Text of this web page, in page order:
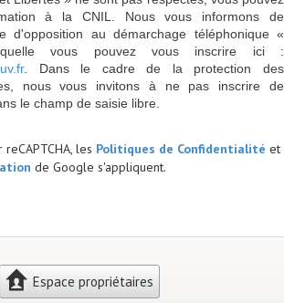
à la CNIL. Nous vous informons de
d'opposition au démarchage téléphonique «
vous pouvez vous inscrire ici :
. Dans le cadre de la protection des
nous vous invitons à ne pas inscrire de
le champ de saisie libre.
les Politiques de Confidentialité et
de Google s'appliquent.
Espace propriétaires